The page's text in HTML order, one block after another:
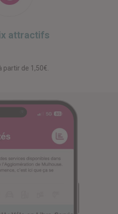
attractifs
partir de 1,50€.